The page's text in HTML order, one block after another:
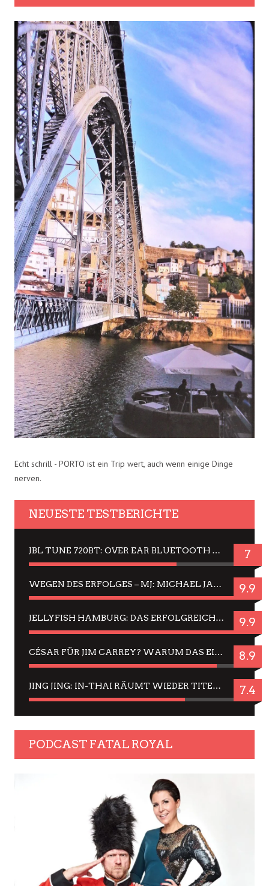
Echt schrill - PORTO ist ein Trip wert, auch wenn einige Dinge
nerven.
NEUESTE TESTBERICHTE
JBL TUNE 720BT: OVER EAR BLUETOOTH KOPFHÖRER UM DIE 50,-€ IM DAUER-TEST 7
WEGEN DES ERFOLGES – MJ: MICHAEL JACKSON MUSICAL IN EINER MATINEE SEHEN 9.9
JELLYFISH HAMBURG: DAS ERFOLGREICHE SOMMER-MENÜ 2025 IN GEFÜHLEN UND BILDERN 9.9
CÉSAR FÜR JIM CARREY? WARUM DAS EINER DER NERVIGSTEN ACTORS IST UND BLEIBT 8.9
JING JING: IN-THAI RÄUMT WIEDER TITEL AB – EIN ZWEI-STUNDEN-ERLEBNISBERICHT 7.4
PODCAST FATAL ROYAL